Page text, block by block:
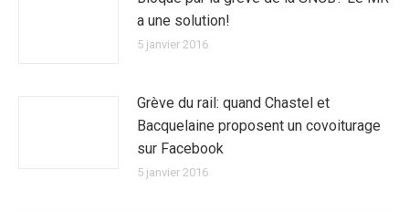
a une solution!
5 janvier 2016
Grève du rail: quand Chastel et
Bacquelaine proposent un covoiturage
sur Facebook
5 janvier 2016